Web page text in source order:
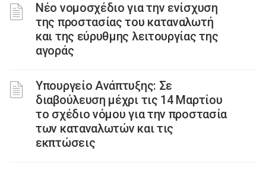
Νέο νομοσχέδιο για την ενίσχυση
της προστασίας του καταναλωτή
και της εύρυθμης λειτουργίας της
αγοράς
Υπουργείο Ανάπτυξης: Σε
διαβούλευση μέχρι τις 14 Μαρτίου
το σχέδιο νόμου για την προστασία
των καταναλωτών και τις
εκπτώσεις